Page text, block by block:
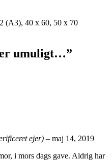
(A3), 40 x 60, 50 x 70
umuligt…”
ejer) – maj 14, 2019
i mors dags gave. Aldrig har